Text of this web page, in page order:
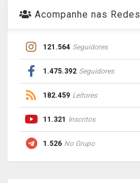
Acompanhe nas Redes
121.564 Seguidores
1.475.392 Seguidores
182.459 Leitores
11.321 Inscritos
1.526 No Grupo